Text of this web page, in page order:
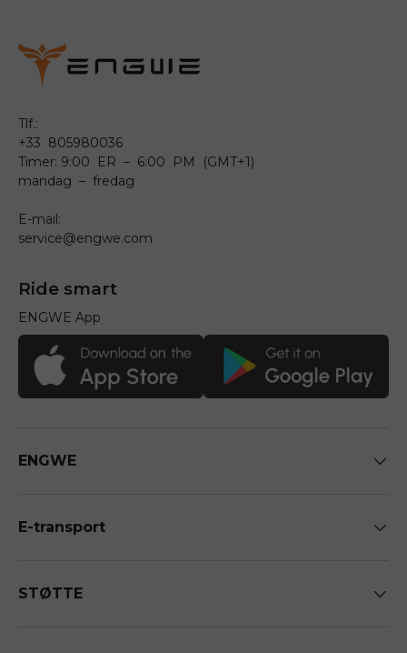
Tlf.:
+33 805980036
Timer: 9:00 ER – 6:00 PM (GMT+1)
mandag – fredag
E-mail:
service@engwe.com
Ride smart
ENGWE App
ENGWE
E-transport
STØTTE